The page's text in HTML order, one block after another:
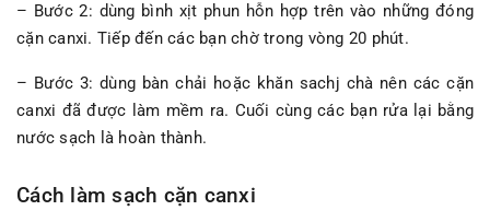
– Bước 2: dùng bình xịt phun hỗn hợp trên vào những đóng
cặn canxi. Tiếp đến các bạn chờ trong vòng 20 phút.
– Bước 3: dùng bàn chải hoặc khăn sachj chà nên các cặn
canxi đã được làm mềm ra. Cuối cùng các bạn rửa lại bằng
nước sạch là hoàn thành.
Cách làm sạch cặn canxi